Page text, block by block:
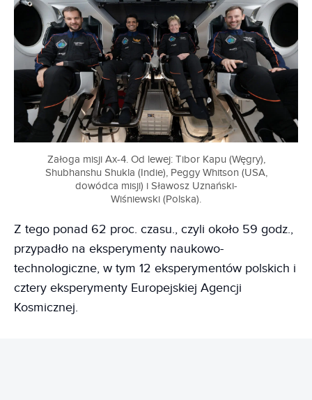
Załoga misji Ax-4. Od lewej: Tibor Kapu (Węgry),
Shubhanshu Shukla (Indie), Peggy Whitson (USA,
dowódca misji) i Sławosz Uznański-
Wiśniewski (Polska).
Z tego ponad 62 proc. czasu., czyli około 59 godz.,
przypadło na eksperymenty naukowo-
technologiczne, w tym 12 eksperymentów polskich i
cztery eksperymenty Europejskiej Agencji
Kosmicznej.